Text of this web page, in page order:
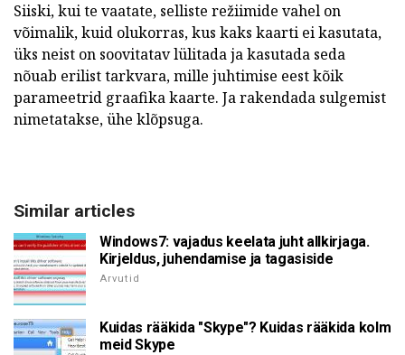
Siiski, kui te vaatate, selliste režiimide vahel on
võimalik, kuid olukorras, kus kaks kaarti ei kasutata,
üks neist on soovitatav lülitada ja kasutada seda
nõuab erilist tarkvara, mille juhtimise eest kõik
parameetrid graafika kaarte. Ja rakendada sulgemist
nimetatakse, ühe klõpsuga.
Similar articles
Windows7: vajadus keelata juht allkirjaga.
Kirjeldus, juhendamise ja tagasiside
Arvutid
Kuidas rääkida "Skype"? Kuidas rääkida kolm
meid Skype